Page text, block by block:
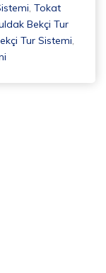
, Tokat
Bekçi Tur
Tur Sistemi,